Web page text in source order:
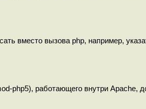
вместо вызова php, например,
php5), работающего внутри Apache,